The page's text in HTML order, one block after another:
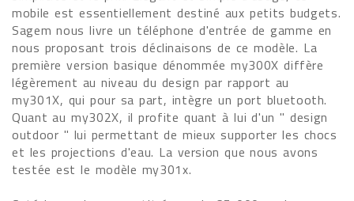
mobile est essentiellement destiné aux petits budgets.
Sagem nous livre un téléphone d'entrée de gamme en
nous proposant trois déclinaisons de ce modèle. La
première version basique dénommée my300X diffère
légèrement au niveau du design par rapport au
my301X, qui pour sa part, intègre un port bluetooth.
Quant au my302X, il profite quant à lui d'un " design
outdoor " lui permettant de mieux supporter les chocs
et les projections d'eau. La version que nous avons
testée est le modèle my301x.